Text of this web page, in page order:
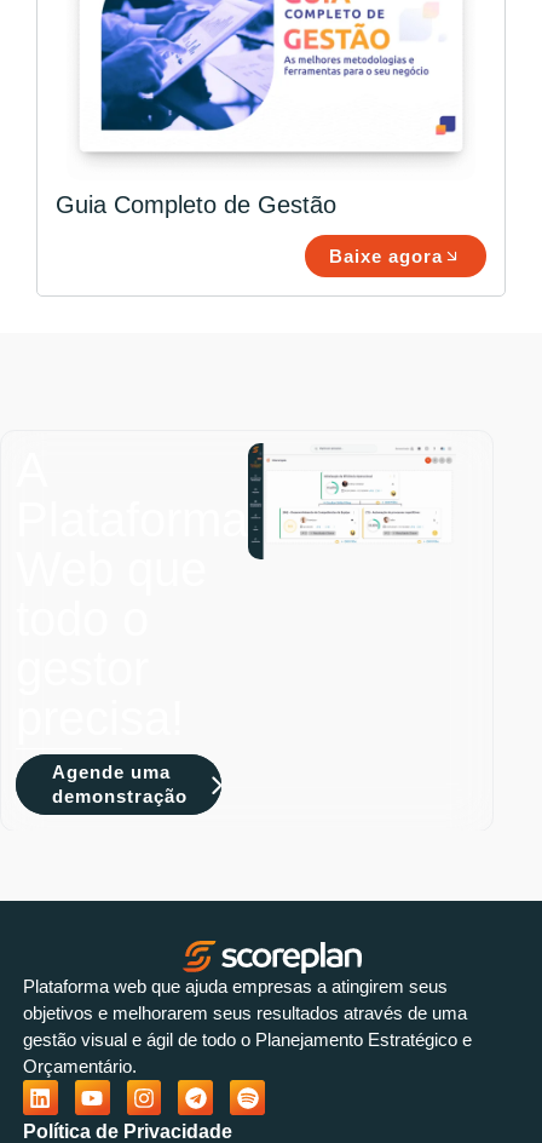
Guia Completo de Gestão
Baixe agora
Agende uma
demonstração
Plataforma web que ajuda empresas a atingirem seus
objetivos e melhorarem seus resultados através de uma
gestão visual e ágil de todo o Planejamento Estratégico e
Orçamentário.
Política de Privacidade